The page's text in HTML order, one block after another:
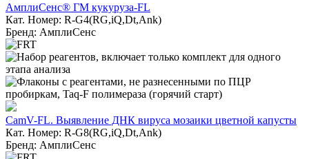
АмплиСенс® ГМ кукуруза-FL
Кат. Номер: R-G4(RG,iQ,Dt,Ank)
Бренд: АмплиСенс
CamV-FL. Выявление ДНК вируса мозаики цветной капусты
Кат. Номер: R-G8(RG,iQ,Dt,Ank)
Бренд: АмплиСенс